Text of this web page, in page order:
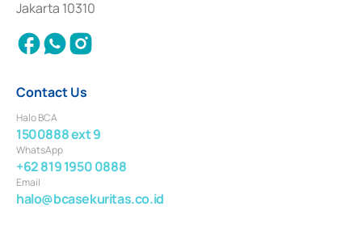
2018.
Jakarta 10310
Contact Us
Halo BCA
1500888 ext 9
WhatsApp
+62 819 1950 0888
Email
halo@bcasekuritas.co.id